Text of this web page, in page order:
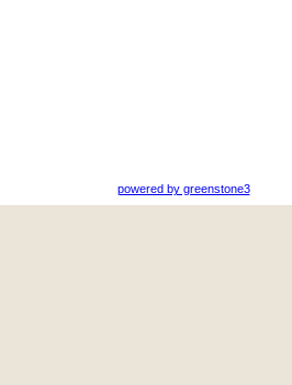
powered by greenstone3